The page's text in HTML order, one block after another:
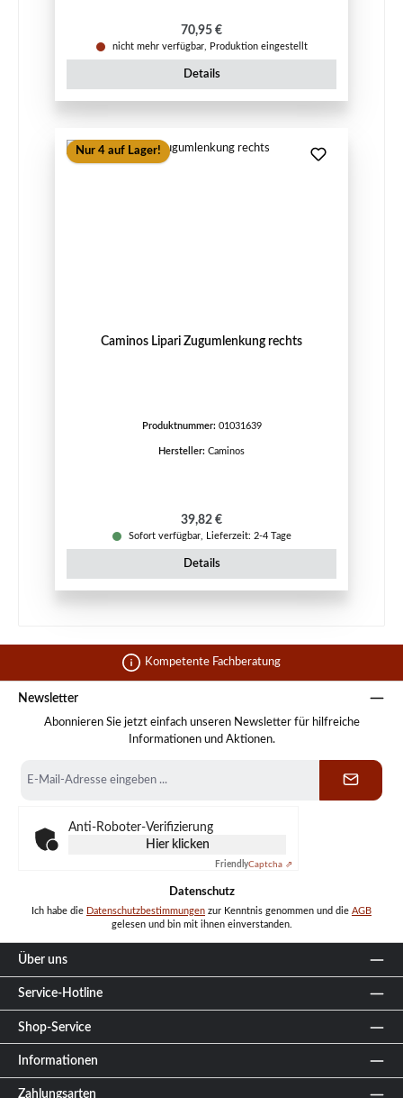
Regulärer Preis:
70,95 €
nicht mehr verfügbar, Produktion eingestellt
Details
Nur 4 auf Lager!
Caminos Lipari Zugumlenkung rechts
Produktnummer: 01031639
Hersteller: Caminos
Regulärer Preis:
39,82 €
Sofort verfügbar, Lieferzeit: 2-4 Tage
Details
Kompetente Fachberatung
Newsletter
Abonnieren Sie jetzt einfach unseren Newsletter für hilfreiche
Informationen und Aktionen.
Mail-
Anti-Roboter-Verifizierung
Hier klicken
FriendlyCaptcha ⇗
Datenschutz
Ich habe die Datenschutzbestimmungen zur Kenntnis genommen und die AGB
gelesen und bin mit ihnen einverstanden.
Über uns
Service-Hotline
Shop-Service
Informationen
Zahlungsarten